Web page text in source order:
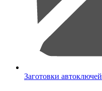
Заготовки автоключей